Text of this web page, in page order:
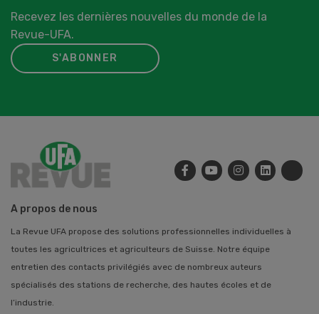
Recevez les dernières nouvelles du monde de la
Revue-UFA.
S'ABONNER
A propos de nous
La Revue UFA propose des solutions professionnelles individuelles à
toutes les agricultrices et agriculteurs de Suisse. Notre équipe
entretien des contacts privilégiés avec de nombreux auteurs
spécialisés des stations de recherche, des hautes écoles et de
l’industrie.